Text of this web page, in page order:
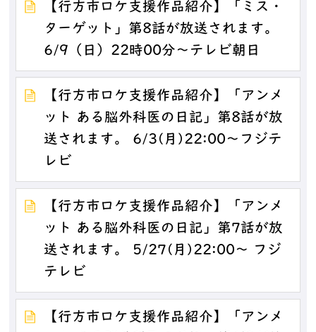
【行方市ロケ支援作品紹介】「ミス・
ターゲット」第8話が放送されます。
6/9（日）22時00分～テレビ朝日
【行方市ロケ支援作品紹介】「アンメ
ット ある脳外科医の日記」第8話が放
送されます。 6/3(月)22:00～フジテ
レビ
【行方市ロケ支援作品紹介】「アンメ
ット ある脳外科医の日記」第7話が放
送されます。 5/27(月)22:00～ フジ
テレビ
【行方市ロケ支援作品紹介】「アンメ